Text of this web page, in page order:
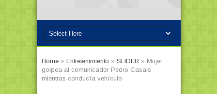
Home» Entretenimiento » SLIDER » Mujer
golpea al comunicador Pedro Casals
mientras conducía vehículo